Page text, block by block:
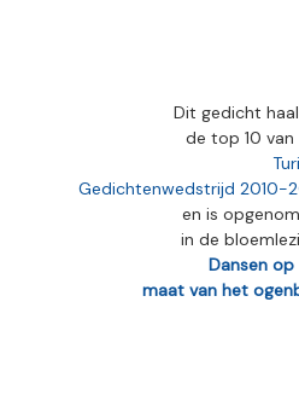
Dit gedicht
de top 10 van
Gedichtenwedstrijd 2010-
en is
in de
Dansen op
maat van het